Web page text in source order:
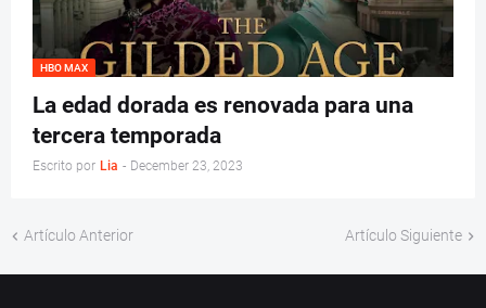
HBO MAX
La edad dorada es renovada para una
tercera temporada
Escrito por Lia - December 23, 2023
Artículo Anterior Artículo Siguiente